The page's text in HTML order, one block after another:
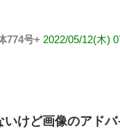
774号+ 2022/05/12(木)
いけど画像のアド